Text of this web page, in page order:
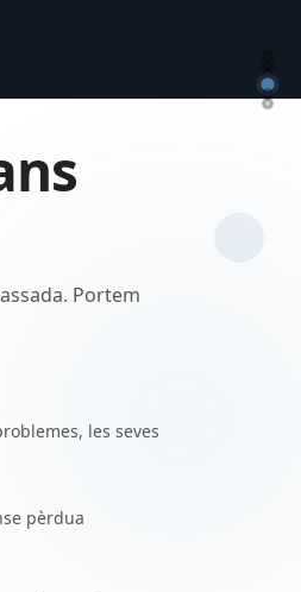
Portem
les seves
pèrdua